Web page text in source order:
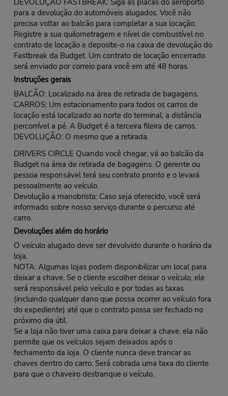
DEVOLUÇÃO FASTBREAK: Siga as placas do aeroporto
para a devolução do automóveis alugados. Você não
precisa voltar ao balcão para completar a sua locação.
Registre a sua quilometragem e nível de combustível no
contrato de locação e deposite-o na caixa de devolução do
Fastbreak da Budget. Um contrato de locação encerrado
será enviado por correio para você em até 48 horas.
Instruções gerais
BALCÃO: Localizado na área de retirada de bagagens.
CARROS: Um estacionamento para todos os carros de
locação está localizado ao norte do terminal, a distância
percorrível a pé. A Budget é a terceira fileira de carros.
DEVOLUÇÃO: O mesmo que a retirada.
DRIVERS CIRCLE Quando você chegar, vá ao balcão da
Budget na área de retirada de bagagens. O gerente ou
pessoa responsável terá seu contrato pronto e o levará
pessoalmente ao veículo.
Devolução a manobrista: Caso seja oferecido, você será
informado sobre nosso serviço durante o percurso até
carro.
Devoluções além do horário
O veículo alugado deve ser devolvido durante o horário da
loja.
NOTA: Algumas lojas podem disponibilizar um local para
deixar a chave. Se o cliente escolher deixar o veículo, ele
será responsável pelo veículo e por todas as taxas
(incluindo qualquer dano que possa ocorrer ao veículo fora
do expediente) até que o contrato possa ser fechado no
próximo dia útil.
Se a loja não tiver uma caixa para deixar a chave, ela não
permite que os veículos sejam deixados após o
fechamento da loja. O cliente nunca deve trancar as
chaves dentro do carro. Será cobrada uma taxa do cliente
para que o chaveiro destranque o veículo.